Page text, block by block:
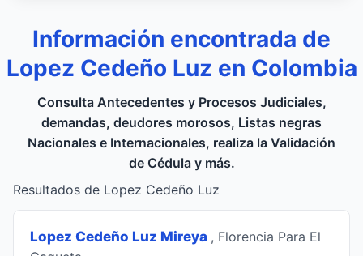
Información encontrada de
Lopez Cedeño Luz en Colombia
Consulta Antecedentes y Procesos Judiciales,
demandas, deudores morosos, Listas negras
Nacionales e Internacionales, realiza la Validación
de Cédula y más.
Resultados de Lopez Cedeño Luz
Lopez Cedeño Luz Mireya , Florencia Para El